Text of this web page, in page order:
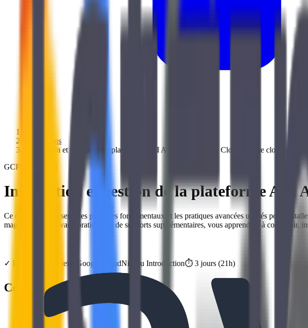
Formations
Installation et gestion de la plateforme API Apigee de Google Cloud pour le cloud privé
GCP200APIPRI
Installation et gestion de la plateforme API
Ce cours vous présente les principes fondamentaux et les pratiques avancées utilisés pour
magistraux, de travaux pratiques et de supports supplémentaires, vous apprendrez à
✓ Formation officielle Google CloudNiveau Introduction⏱️ 3 jours (21h)
Ce que vous allez apprendre